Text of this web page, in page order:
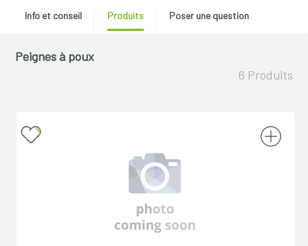
Info et conseil Produits Poser une question
Peignes à poux
6 Produits